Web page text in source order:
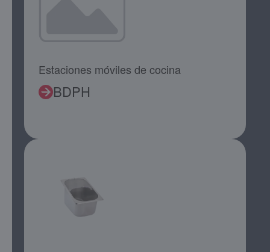
Estaciones móviles de cocina
BDPH